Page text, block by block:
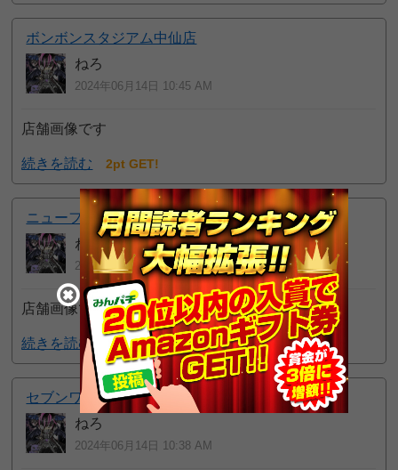
ボンボンスタジアム中仙店
ねろ
2024年06月14日 10:45 AM
店舗画像です
続きを読む 2pt GET!
ニューフジ八郎潟店
ねろ
2024年06月14日 10:41 AM
店舗画像です
続きを読む 2pt GET!
セブンワールド
ねろ
2024年06月14日 10:38 AM